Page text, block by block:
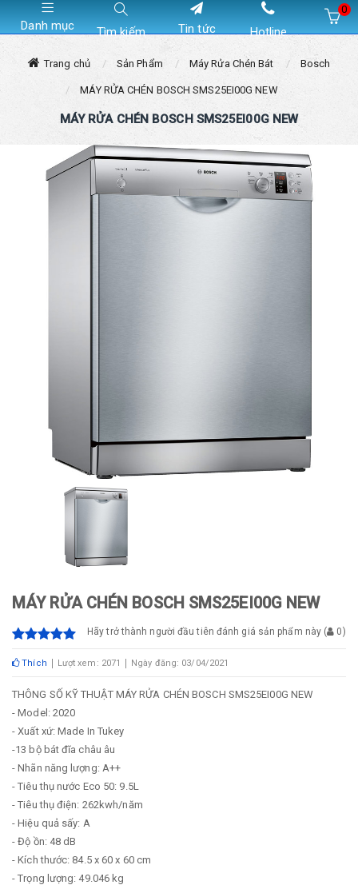
Danh mục Tìm kiếm Tin tức Hotline
0
Trang chủ Sản Phẩm Máy Rửa Chén Bát Bosch
MÁY RỬA CHÉN BOSCH SMS25EI00G NEW
MÁY RỬA CHÉN BOSCH SMS25EI00G NEW
MÁY RỬA CHÉN BOSCH SMS25EI00G NEW
Hãy trở thành người đầu tiên đánh giá sản phẩm này ( 0)
Thích Lượt xem: 2071 Ngày đăng: 03/04/2021
THÔNG SỐ KỸ THUẬT MÁY RỬA CHÉN BOSCH SMS25EI00G NEW
- Model: 2020
- Xuất xứ: Made In Tukey
-13 bộ bát đĩa châu âu
- Nhãn năng lượng: A++
- Tiêu thụ nước Eco 50: 9.5L
- Tiêu thụ điện: 262kwh/năm
- Hiệu quả sấy: A
- Độ ồn: 48 dB
- Kích thước: 84.5 x 60 x 60 cm
- Trọng lượng: 49.046 kg